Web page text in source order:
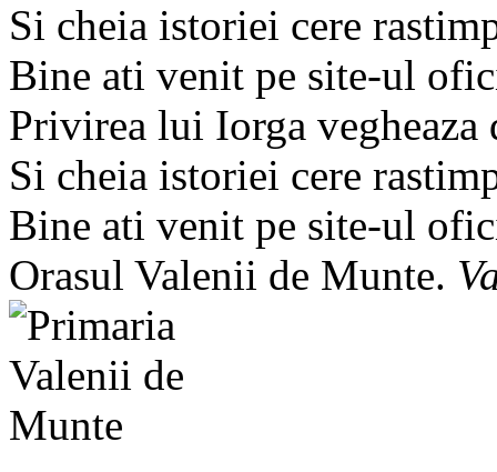
Si cheia istoriei cere
Bine ati venit pe site-ul
Privirea lui Iorga
Si cheia istoriei cere
Bine ati venit pe site-ul
Orasul Valenii de Munte.